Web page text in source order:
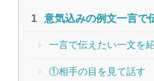
意気込みの例文一言で
一言で伝えたい一文を
①相手の目を見て話す